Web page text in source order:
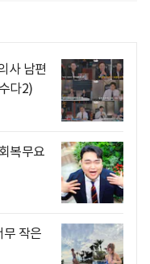
사 남편
다2)
복무요
무 작은